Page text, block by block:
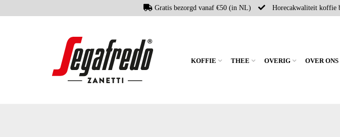
Gratis bezorgd vanaf €50 (in NL) Horecakwaliteit koffie
KOFFIE THEE OVERIG OVER ONS